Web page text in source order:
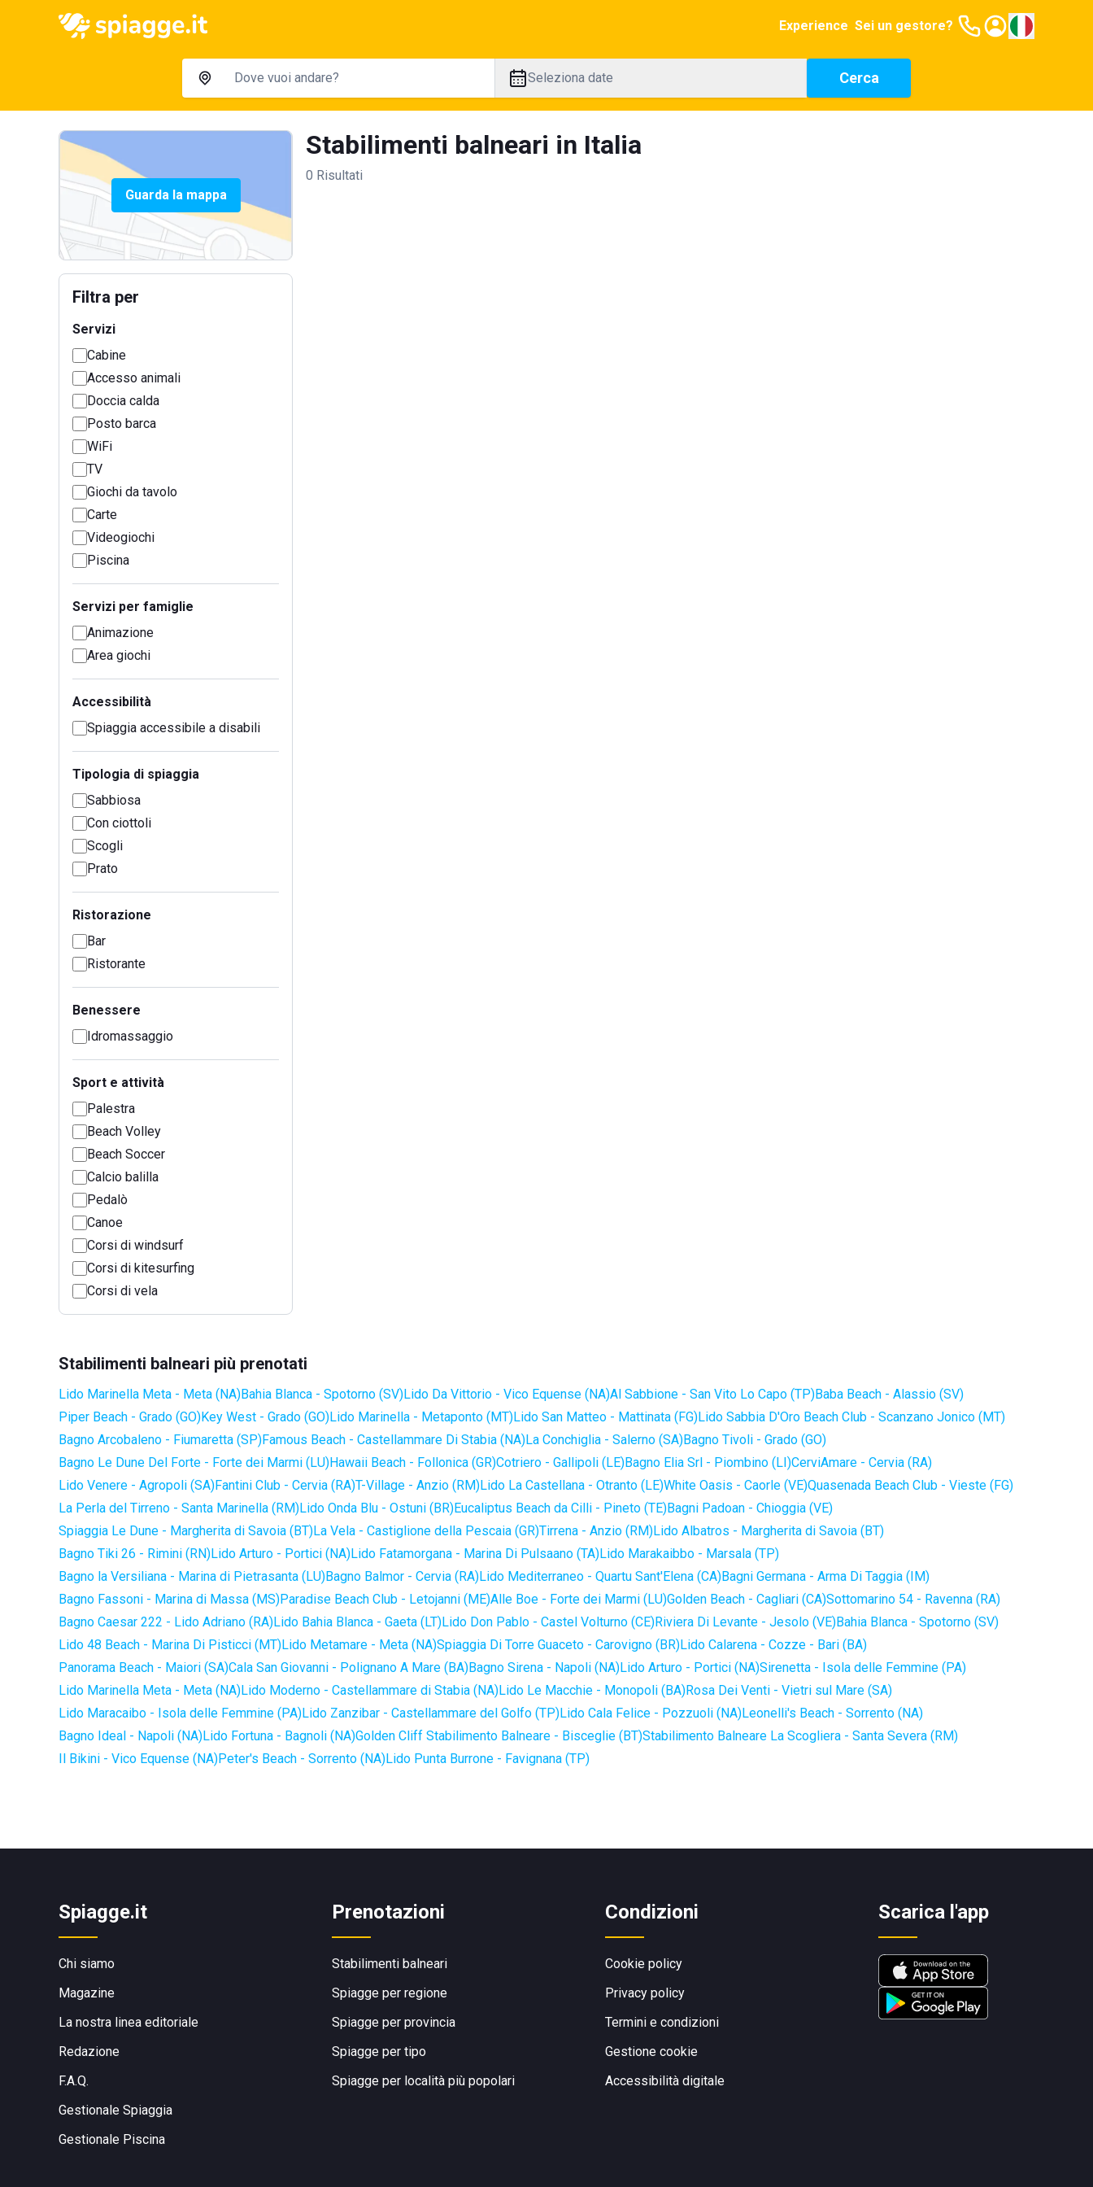
Experience Sei un gestore?
Seleziona date Cerca
Guarda la mappa
Filtra per
Servizi
Cabine
Accesso animali
Doccia calda
Posto barca
WiFi
TV
Giochi da tavolo
Carte
Videogiochi
Piscina
Servizi per famiglie
Animazione
Area giochi
Accessibilità
Spiaggia accessibile a disabili
Tipologia di spiaggia
Sabbiosa
Con ciottoli
Scogli
Prato
Ristorazione
Bar
Ristorante
Benessere
Idromassaggio
Sport e attività
Palestra
Beach Volley
Beach Soccer
Calcio balilla
Pedalò
Canoe
Corsi di windsurf
Corsi di kitesurfing
Corsi di vela
Stabilimenti balneari in Italia
0 Risultati
Stabilimenti balneari più prenotati
Lido Marinella Meta - Meta (NA)Bahia Blanca - Spotorno (SV)Lido Da Vittorio - Vico Equense (NA)Al Sabbione - San Vito Lo Capo (TP)Baba Beach - Alassio (SV)
Piper Beach - Grado (GO)Key West - Grado (GO)Lido Marinella - Metaponto (MT)Lido San Matteo - Mattinata (FG)Lido Sabbia D'Oro Beach Club - Scanzano Jonico (MT)
Bagno Arcobaleno - Fiumaretta (SP)Famous Beach - Castellammare Di Stabia (NA)La Conchiglia - Salerno (SA)Bagno Tivoli - Grado (GO)
Bagno Le Dune Del Forte - Forte dei Marmi (LU)Hawaii Beach - Follonica (GR)Cotriero - Gallipoli (LE)Bagno Elia Srl - Piombino (LI)CerviAmare - Cervia (RA)
Lido Venere - Agropoli (SA)Fantini Club - Cervia (RA)T-Village - Anzio (RM)Lido La Castellana - Otranto (LE)White Oasis - Caorle (VE)Quasenada Beach Club - Vieste (FG)
La Perla del Tirreno - Santa Marinella (RM)Lido Onda Blu - Ostuni (BR)Eucaliptus Beach da Cilli - Pineto (TE)Bagni Padoan - Chioggia (VE)
Spiaggia Le Dune - Margherita di Savoia (BT)La Vela - Castiglione della Pescaia (GR)Tirrena - Anzio (RM)Lido Albatros - Margherita di Savoia (BT)
Bagno Tiki 26 - Rimini (RN)Lido Arturo - Portici (NA)Lido Fatamorgana - Marina Di Pulsaano (TA)Lido Marakaibbo - Marsala (TP)
Bagno la Versiliana - Marina di Pietrasanta (LU)Bagno Balmor - Cervia (RA)Lido Mediterraneo - Quartu Sant'Elena (CA)Bagni Germana - Arma Di Taggia (IM)
Bagno Fassoni - Marina di Massa (MS)Paradise Beach Club - Letojanni (ME)Alle Boe - Forte dei Marmi (LU)Golden Beach - Cagliari (CA)Sottomarino 54 - Ravenna (RA)
Bagno Caesar 222 - Lido Adriano (RA)Lido Bahia Blanca - Gaeta (LT)Lido Don Pablo - Castel Volturno (CE)Riviera Di Levante - Jesolo (VE)Bahia Blanca - Spotorno (SV)
Lido 48 Beach - Marina Di Pisticci (MT)Lido Metamare - Meta (NA)Spiaggia Di Torre Guaceto - Carovigno (BR)Lido Calarena - Cozze - Bari (BA)
Panorama Beach - Maiori (SA)Cala San Giovanni - Polignano A Mare (BA)Bagno Sirena - Napoli (NA)Lido Arturo - Portici (NA)Sirenetta - Isola delle Femmine (PA)
Lido Marinella Meta - Meta (NA)Lido Moderno - Castellammare di Stabia (NA)Lido Le Macchie - Monopoli (BA)Rosa Dei Venti - Vietri sul Mare (SA)
Lido Maracaibo - Isola delle Femmine (PA)Lido Zanzibar - Castellammare del Golfo (TP)Lido Cala Felice - Pozzuoli (NA)Leonelli's Beach - Sorrento (NA)
Bagno Ideal - Napoli (NA)Lido Fortuna - Bagnoli (NA)Golden Cliff Stabilimento Balneare - Bisceglie (BT)Stabilimento Balneare La Scogliera - Santa Severa (RM)
Il Bikini - Vico Equense (NA)Peter's Beach - Sorrento (NA)Lido Punta Burrone - Favignana (TP)
Spiagge.it
Chi siamo
Magazine
La nostra linea editoriale
Redazione
F.A.Q.
Gestionale Spiaggia
Gestionale Piscina
Prenotazioni
Stabilimenti balneari
Spiagge per regione
Spiagge per provincia
Spiagge per tipo
Spiagge per località più popolari
Condizioni
Cookie policy
Privacy policy
Termini e condizioni
Gestione cookie
Accessibilità digitale
Scarica l'app